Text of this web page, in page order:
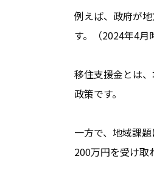
例えば、政府が
す。（2024年4月
移住支援金とは
政策です。
一方で、地域課
200万円を受け取